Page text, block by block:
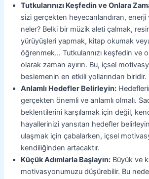
Tutkularınızı Keşfedin ve Onlara
sizi gerçekten heyecanlandıran, enerji
neler? Belki bir müzik aleti çalmak,
yürüyüşleri yapmak, kitap okumak
öğrenmek… Tutkularınızı keşfedin ve
olarak zaman ayırın. Bu, içsel
beslemenin en etkili yollarından biridir.
Anlamlı Hedefler Belirleyin:
gerçekten önemli ve anlamlı olmalı.
beklentilerini karşılamak için değil,
hayallerinizi yansıtan hedefler
ulaşmak için çabalarken, içsel
kendiliğinden artacaktır.
Küçük Adımlarla Başlayın: Büyük ve
motivasyonumuzu düşürebilir. Bu